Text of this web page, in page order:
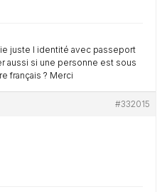
juste l identité avec passeport
aussi si une personne est sous
français ? Merci
#332015